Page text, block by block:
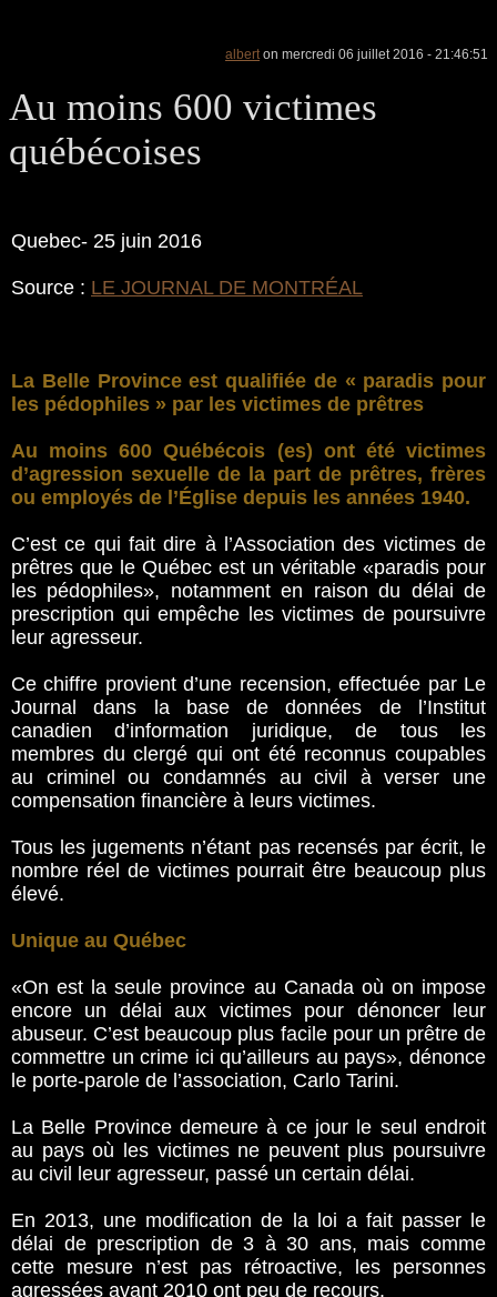
alberton mercredi 06 juillet 2016 - 21:46:51
Au moins 600 victimes
québécoises
Quebec- 25 juin 2016
Source : LE JOURNAL DE MONTRÉAL
La Belle Province est qualifiée de « paradis pour
les pédophiles » par les victimes de prêtres
Au moins 600 Québécois (es) ont été victimes
d’agression sexuelle de la part de prêtres, frères
ou employés de l’Église depuis les années 1940.
C’est ce qui fait dire à l’Association des victimes de
prêtres que le Québec est un véritable «paradis pour
les pédophiles», notamment en raison du délai de
prescription qui empêche les victimes de poursuivre
leur agresseur.
Ce chiffre provient d’une recension, effectuée­­ par Le
Journal dans la base de données de l’Institut
canadien d’information juridique, de tous les
membres du clergé qui ont été reconnus coupables
au criminel ou condamnés au civil à verser une
compensation financière à leurs victimes.
Tous les jugements n’étant pas recensés par écrit, le
nombre réel de victimes pourrait être beaucoup plus
élevé.
Unique au Québec
«On est la seule province au Canada où on impose
encore un délai aux victimes pour dénoncer leur
abuseur. C’est beaucoup plus facile pour un prêtre de
commettre un crime ici qu’ailleurs au pays», dénonce
le porte-parole de l’association, Carlo Tarini.
La Belle Province demeure à ce jour le seul endroit
au pays où les victimes ne peuvent plus poursuivre
au civil leur agresseur, passé un certain délai.
En 2013, une modification de la loi a fait passer le
délai de prescription de 3 à 30 ans, mais comme
cette mesure n’est pas rétroactive, les personnes
agressées avant 2010 ont peu de recours.